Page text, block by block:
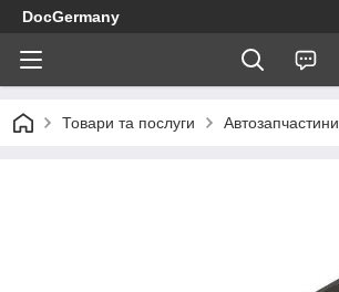
DocGermany
Товари та послуги Автозапчастини